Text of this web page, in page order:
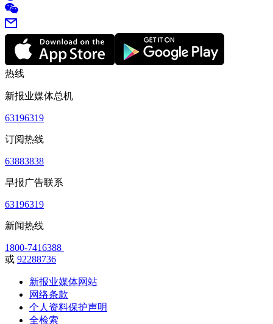
热线
新报业媒体总机
63196319
订阅热线
63883838
早报广告联系
63196319
新闻热线
1800-7416388
或 92288736
新报业媒体网站
网络条款
个人资料保护声明
全检索